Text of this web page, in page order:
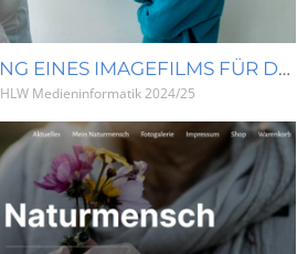
ERSTELLUNG EINES IMAGEFILMS FÜR DIE WIRTSCHAFTSFÄCHER
HLW Medieninformatik2024/25